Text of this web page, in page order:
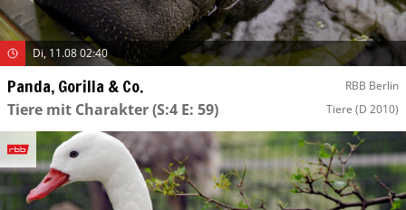
Di, 11.08 02:40
Panda, Gorilla & Co. RBB Berlin
Tiere mit Charakter(S:4 E: 59) Tiere (D 2010)